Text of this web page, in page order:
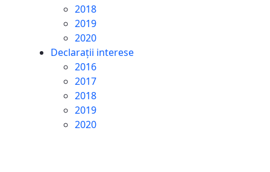
2018
2019
2020
Declarații interese
2016
2017
2018
2019
2020